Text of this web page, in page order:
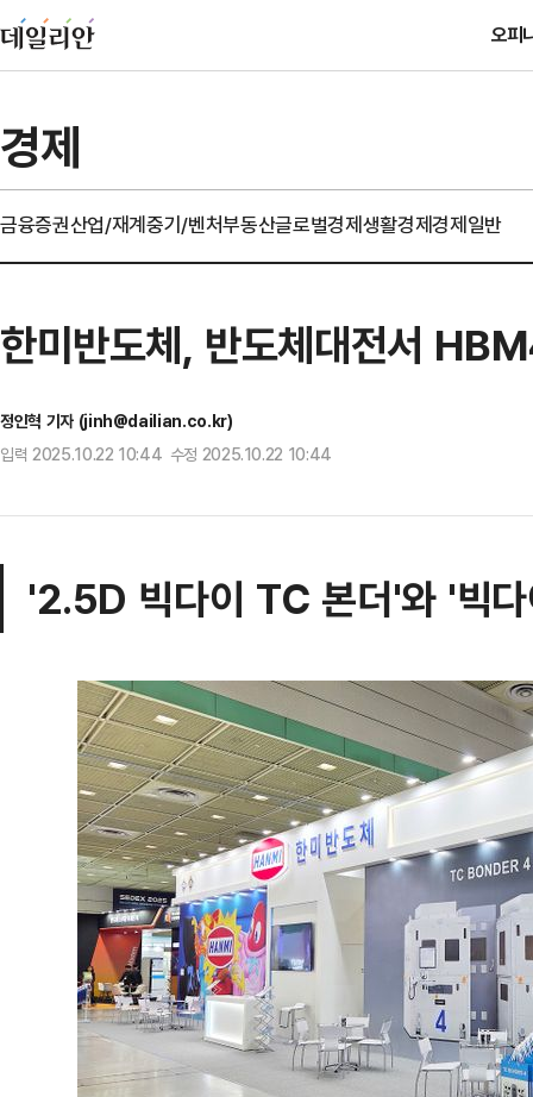
오피
경제
금융증권산업/재계중기/벤처부동산글로벌경제생활경제경제일반
한미반도체, 반도체대전서
정인혁 기자 (jinh@dailian.co.kr)
입력 2025.10.22 10:44 수정 2025.10.22 10:44
'2.5D 빅다이 TC 본더'와 '빅